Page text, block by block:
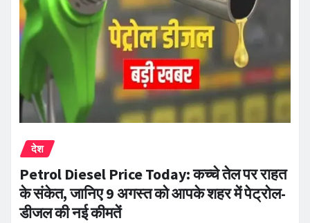
देश
Petrol Diesel Price Today: कच्चे तेल पर राहत
के संकेत, जानिए 9 अगस्त को आपके शहर में पेट्रोल-
डीजल की नई कीमतें